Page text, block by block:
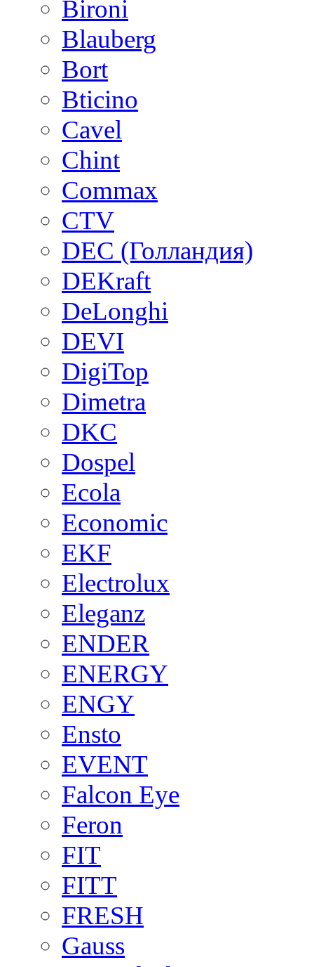
Bironi
Blauberg
Bort
Bticino
Cavel
Chint
Commax
CTV
DEC (Голландия)
DEKraft
DeLonghi
DEVI
DigiTop
Dimetra
DKC
Dospel
Ecola
Economic
EKF
Electrolux
Eleganz
ENDER
ENERGY
ENGY
Ensto
EVENT
Falcon Eye
Feron
FIT
FITT
FRESH
Gauss